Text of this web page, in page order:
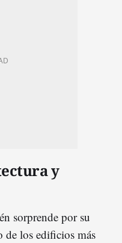
y
sorprende por su
los edificios más